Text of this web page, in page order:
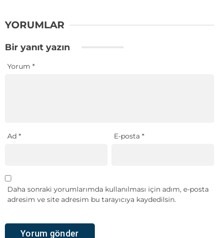
YORUMLAR
Bir yanıt yazın
Yorum *
Ad * E-posta*
Daha sonraki yorumlarımda kullanılması için adım, e-posta
adresim ve site adresim bu tarayıcıya kaydedilsin.